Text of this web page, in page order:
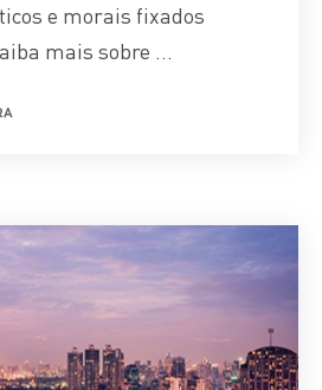
e morais fixados
mais sobre ...